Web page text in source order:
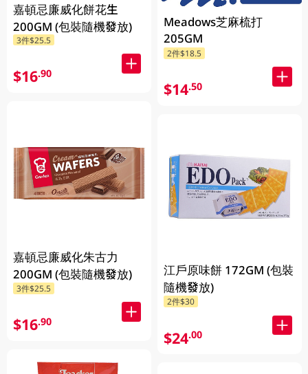
嘉頓忌廉威化餅花生
200GM (包裝隨機發放)
3件$25.5
$16.90
嘉頓忌廉威化朱古力
200GM (包裝隨機發放)
3件$25.5
$16.90
Meadows芝麻梳打
205GM
2件$18.5
$14.50
江戶原味餅 172GM (包裝
隨機發放)
2件$30
$24.00